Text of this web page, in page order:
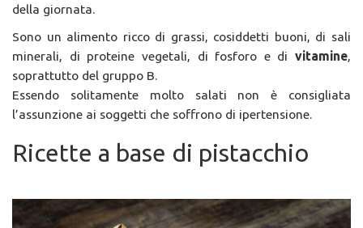
della giornata.
Sono un alimento ricco di grassi, cosiddetti buoni, di sali
minerali, di proteine vegetali, di fosforo e di vitamine
soprattutto del gruppo B.
Essendo solitamente molto salati non è consigliata
l’assunzione ai soggetti che soffrono di ipertensione.
Ricette a base di pistacchio